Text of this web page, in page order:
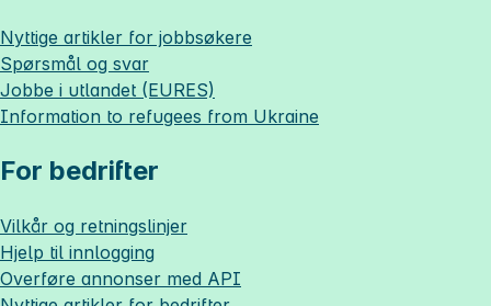
Nyttige artikler for jobbsøkere
Spørsmål og svar
Jobbe i utlandet (EURES)
Information to refugees from Ukraine
For bedrifter
Vilkår og retningslinjer
Hjelp til innlogging
Overføre annonser med API